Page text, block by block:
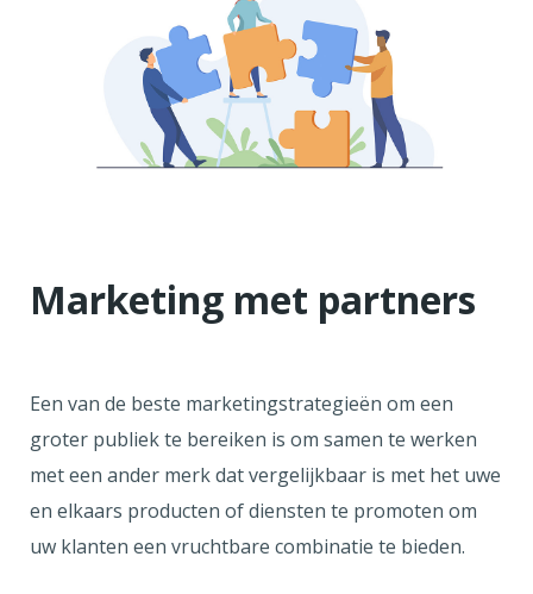
Marketing met partners
Een van de beste marketingstrategieën om een
groter publiek te bereiken is om samen te werken
met een ander merk dat vergelijkbaar is met het uwe
en elkaars producten of diensten te promoten om
uw klanten een vruchtbare combinatie te bieden.